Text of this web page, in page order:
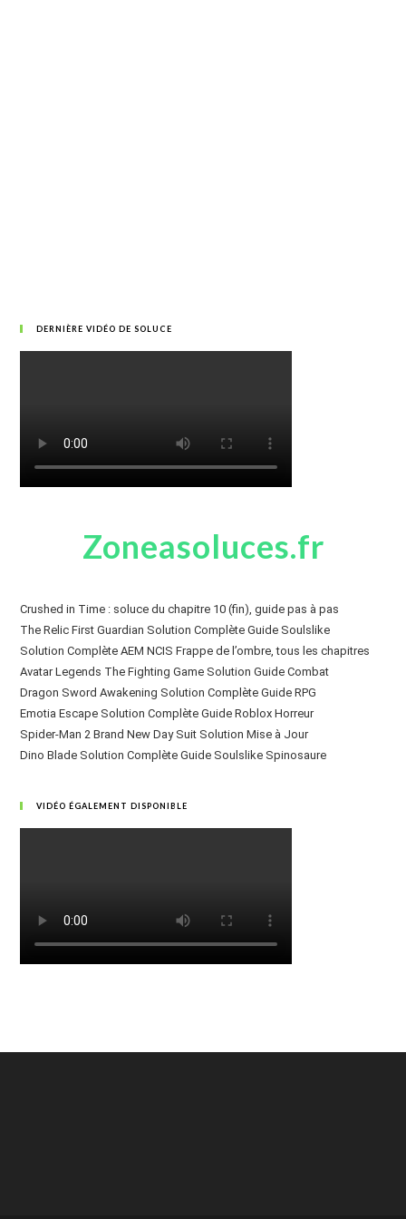
DERNIÈRE VIDÉO DE SOLUCE
Zoneasoluces.fr
Crushed in Time : soluce du chapitre 10 (fin), guide pas à pas
The Relic First Guardian Solution Complète Guide Soulslike
Solution Complète AEM NCIS Frappe de l’ombre, tous les chapitres
Avatar Legends The Fighting Game Solution Guide Combat
Dragon Sword Awakening Solution Complète Guide RPG
Emotia Escape Solution Complète Guide Roblox Horreur
Spider-Man 2 Brand New Day Suit Solution Mise à Jour
Dino Blade Solution Complète Guide Soulslike Spinosaure
VIDÉO ÉGALEMENT DISPONIBLE